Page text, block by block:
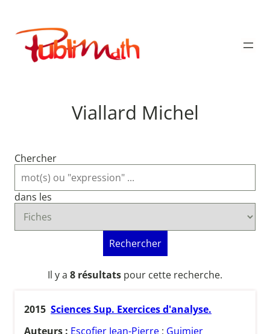
contenu
Publimath
Viallard Michel
Chercher
dans les
Rechercher
Il y a 8 résultats pour cette recherche.
2015 Sciences Sup. Exercices d'analyse.
Auteurs : Escofier Jean-Pierre ; Guimier